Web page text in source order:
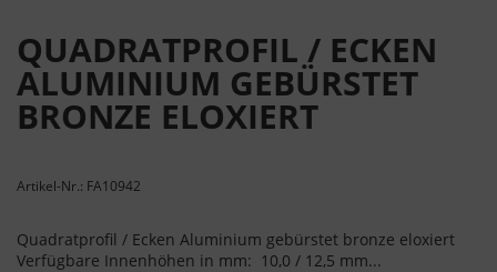
QUADRATPROFIL / ECKEN
ALUMINIUM GEBÜRSTET
BRONZE ELOXIERT
Artikel-Nr.: FA10942
Quadratprofil / Ecken Aluminium gebürstet bronze eloxiert
Verfügbare Innenhöhen in mm: 10,0 / 12,5 mm...